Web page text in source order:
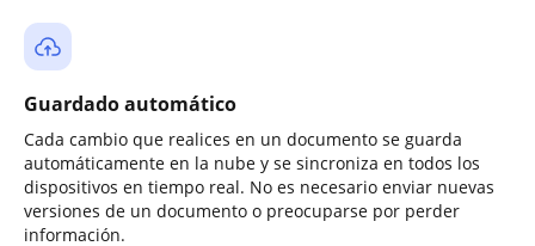
Guardado automático
Cada cambio que realices en un documento se guarda
automáticamente en la nube y se sincroniza en todos los
dispositivos en tiempo real. No es necesario enviar nuevas
versiones de un documento o preocuparse por perder
información.